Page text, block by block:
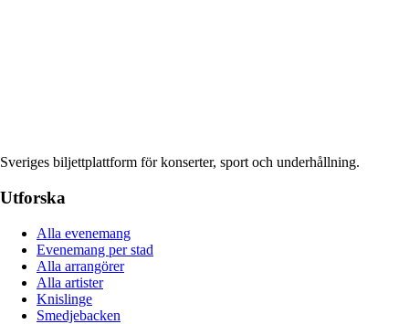
Sveriges biljettplattform för konserter, sport och underhållning.
Utforska
Alla evenemang
Evenemang per stad
Alla arrangörer
Alla artister
Knislinge
Smedjebacken